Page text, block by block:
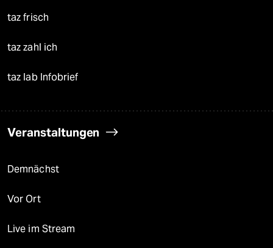
taz frisch
taz zahl ich
taz lab Infobrief
Veranstaltungen
Demnächst
Vor Ort
Live im Stream